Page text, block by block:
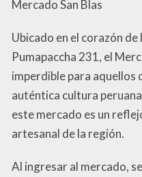
Mercado San Blas
Ubicado en el corazón de
Pumapaccha 231, el
imperdible para aquellos
auténtica cultura
este mercado es un
artesanal de la región.
Al ingresar al mercado,